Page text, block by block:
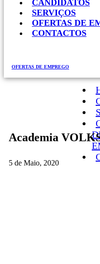
CANDIDATOS
SERVIÇOS
OFERTAS DE
CONTACTOS
OFERTAS DE EMPREGO
Academia
5 de Maio, 2020